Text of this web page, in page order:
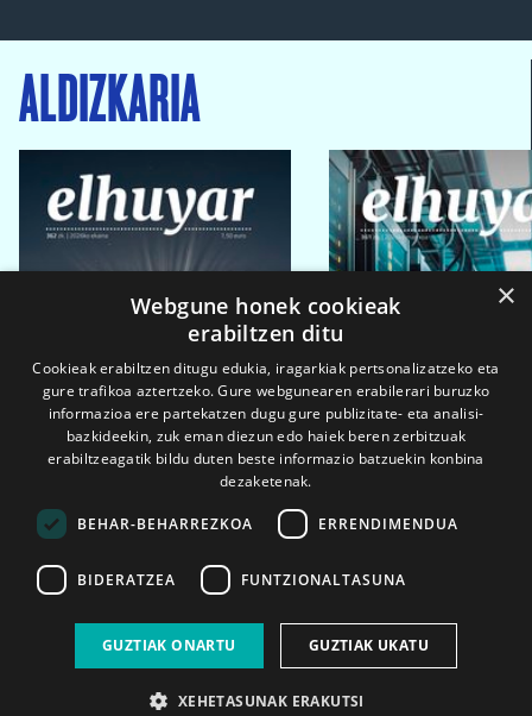
ALDIZKARIA
2026ko eka. 1a 2026ko mar. 1a
×
Webgune honek cookieak
erabiltzen ditu
Cookieak erabiltzen ditugu edukia, iragarkiak pertsonalizatzeko eta
gure trafikoa aztertzeko. Gure webgunearen erabilerari buruzko
informazioa ere partekatzen dugu gure publizitate- eta analisi-
bazkideekin, zuk eman diezun edo haiek beren zerbitzuak
erabiltzeagatik bildu duten beste informazio batzuekin konbina
dezaketenak.
BEHAR-BEHARREZKOA ERRENDIMENDUA
BIDERATZEA FUNTZIONALTASUNA
GUZTIAK ONARTU GUZTIAK UKATU
XEHETASUNAK ERAKUTSI